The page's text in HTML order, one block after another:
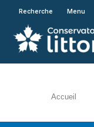
Recherche Menu
Accueil